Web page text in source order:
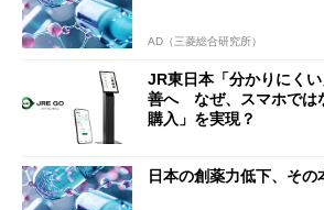
AD（三菱総合研究所）
JR東日本「分かりにく
善へ なぜ、スマホでは
購入」を実現？
日本の創薬力低下、その